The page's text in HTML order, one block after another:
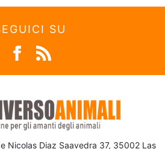
SU
Nicolas Diaz Saavedra 37, 35002 Las